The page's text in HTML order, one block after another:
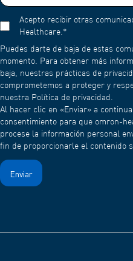
Acepto recibir otras
Healthcare. *
Puedes darte de baja de estas
momento. Para obtener más
baja, nuestras prácticas de
comprometemos a proteger y
nuestra Política de privacidad.
Al hacer clic en «Enviar» a
consentimiento para que omron-
procese la información personal
fin de proporcionarle el contenido